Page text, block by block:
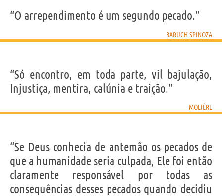
“O arrependimento é um segundo pecado.”
BARUCH SPINOZA
“Só encontro, em toda parte, vil bajulação,
Injustiça, mentira, calúnia e traição.”
MOLIÈRE
“Se Deus conhecia de antemão os pecados de
que a humanidade seria culpada, Ele foi então
claramente responsável por todas as
consequências desses pecados quando decidiu